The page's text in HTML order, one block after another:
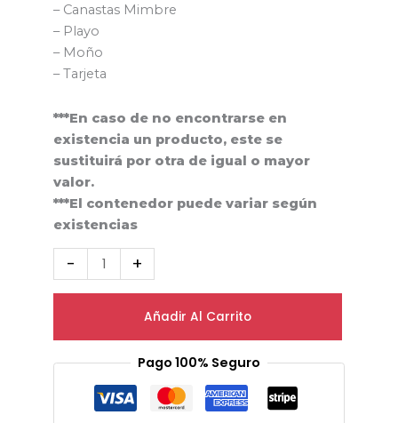
– Canastas Mimbre
– Playo
– Moño
– Tarjeta
***En caso de no encontrarse en
existencia un producto, este se
sustituirá por otra de igual o mayor
valor.
***El contenedor puede variar según
existencias
- +
Añadir Al Carrito
Pago 100% Seguro